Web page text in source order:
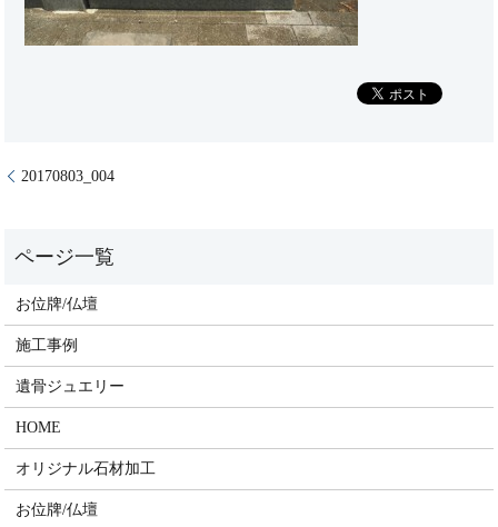
20170803_004
お位牌/仏壇
施工事例
遺骨ジュエリー
HOME
オリジナル石材加工
お位牌/仏壇